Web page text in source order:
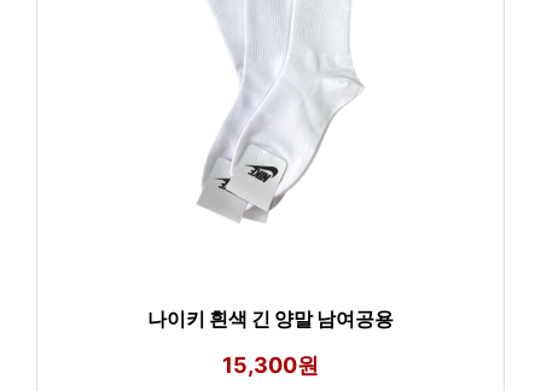
나이키 흰색 긴 양말 남여공용
15,300원